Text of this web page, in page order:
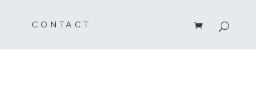
CONTACT